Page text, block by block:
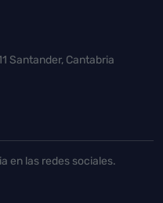
Santander, Cantabria
en las redes sociales.